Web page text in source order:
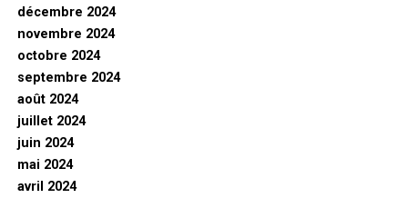
décembre 2024
novembre 2024
octobre 2024
septembre 2024
août 2024
juillet 2024
juin 2024
mai 2024
avril 2024